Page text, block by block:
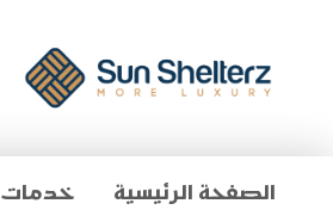
الصفحة الرئيسية خدمات